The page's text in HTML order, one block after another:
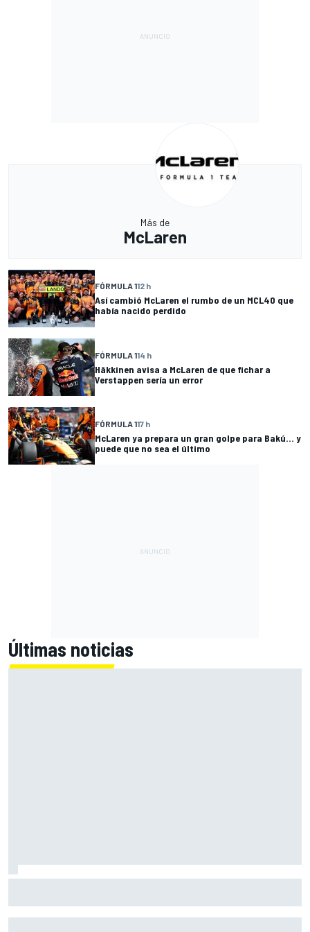
Más de
McLaren
FÓRMULA 112 h
Así cambió McLaren el rumbo de un MCL40 que
había nacido perdido
FÓRMULA 114 h
Häkkinen avisa a McLaren de que fichar a
Verstappen sería un error
FÓRMULA 117 h
McLaren ya prepara un gran golpe para Bakú... y
puede que no sea el último
Últimas noticias